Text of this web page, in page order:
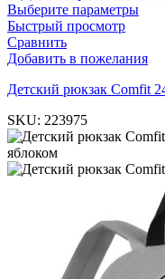
Выберите параметры
Быстрый просмотр
Сравнить
Добавить в пожелания
Детский рюкзак Comfit
SKU: 223975
яблоком